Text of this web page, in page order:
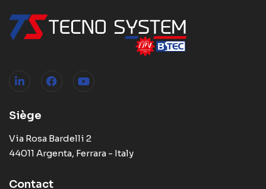
Siège
Via Rosa Bardelli 2
44011 Argenta, Ferrara - Italy
Contact